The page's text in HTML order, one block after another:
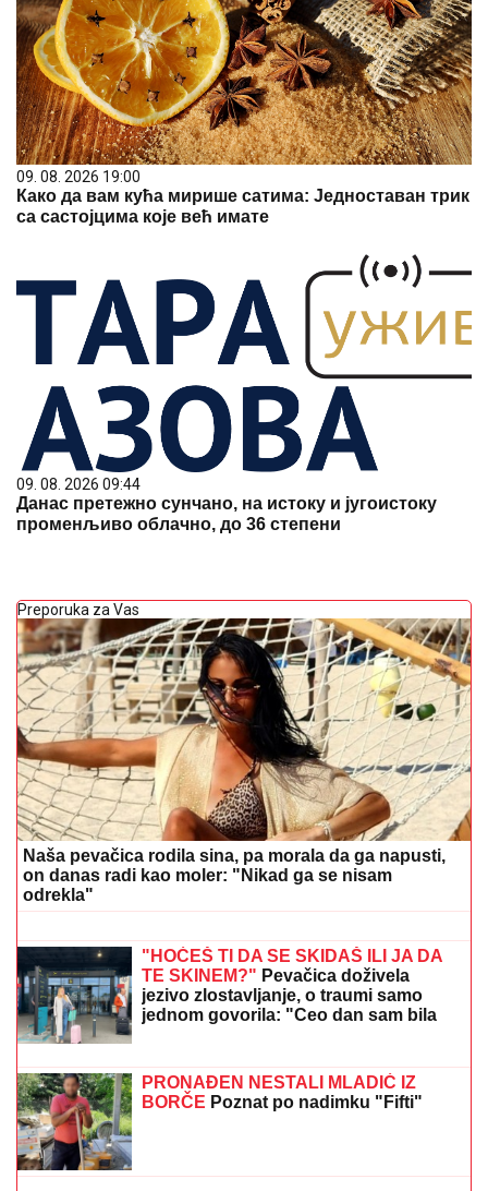
09. 08. 2026 19:00
Како да вам кућа мирише сатима: Једноставан трик
са састојцима које већ имате
09. 08. 2026 09:44
Данас претежно сунчано, на истоку и југоистоку
променљиво облачно, до 36 степени
Preporuka za Vas
Naša pevačica rodila sina, pa morala da ga napusti,
on danas radi kao moler: "Nikad ga se nisam
odrekla"
OTIŠLA IZ BEOGRADAOdmara na
luks destinaciji gde noć košta
papreno: "Sa 34 godine zavolela
pesak"
jezivo zlostavljanje, o traumi samo
jednom govorila: "Ceo dan sam bila
zaključana"